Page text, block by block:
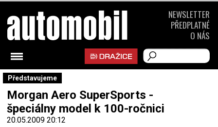
Představujeme
Morgan Aero SuperSports -
špeciálny model k 100-ročnici
20.05.2009 20:12
NEWSLETTER
PŘEDPLATNÉ
O NÁS